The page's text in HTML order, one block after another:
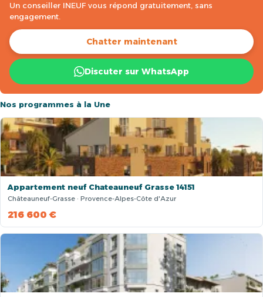
Un conseiller INEUF vous répond gratuitement, sans
engagement.
Chatter maintenant
Discuter sur WhatsApp
Nos programmes à la Une
Appartement neuf Chateauneuf Grasse 14151
Châteauneuf-Grasse · Provence-Alpes-Côte d'Azur
216 600 €